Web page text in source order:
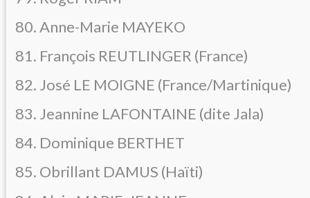
80. Anne-Marie MAYEKO
81. François REUTLINGER (France)
82. José LE MOIGNE (France/Martinique)
83. Jeannine LAFONTAINE (dite Jala)
84. Dominique BERTHET
85. Obrillant DAMUS (Haïti)